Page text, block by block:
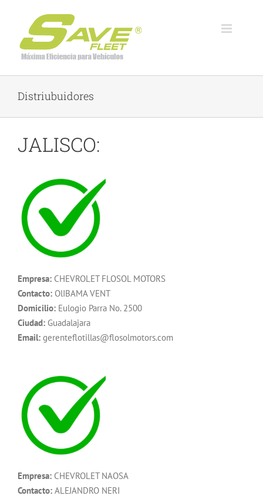
content
Distriubuidores
JALISCO:
Empresa: CHEVROLET FLOSOL MOTORS
Contacto: OlIBAMA VENT
Domicilio: Eulogio Parra No. 2500
Ciudad: Guadalajara
Email: gerenteflotillas@flosolmotors.com
Empresa: CHEVROLET NAOSA
Contacto: ALEJANDRO NERI